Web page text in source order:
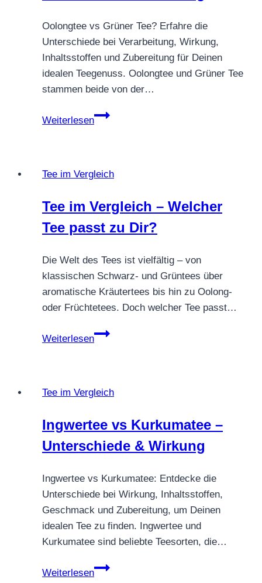
Oolongtee vs Grüner Tee? Erfahre die
Unterschiede bei Verarbeitung, Wirkung,
Inhaltsstoffen und Zubereitung für Deinen
idealen Teegenuss. Oolongtee und Grüner Tee
stammen beide von der…
Weiterlesen
Oolongtee
–
&
Wirkung
Tee im Vergleich
Tee im Vergleich – Welcher
Tee passt zu Dir?
Die Welt des Tees ist vielfältig – von
klassischen Schwarz- und Grüntees über
aromatische Kräutertees bis hin zu Oolong-
oder Früchtetees. Doch welcher Tee passt…
Weiterlesen
Tee
Welcher
passt
zu
Tee im Vergleich
Ingwertee vs Kurkumatee –
Unterschiede & Wirkung
Ingwertee vs Kurkumatee: Entdecke die
Unterschiede bei Wirkung, Inhaltsstoffen,
Geschmack und Zubereitung, um Deinen
idealen Tee zu finden. Ingwertee und
Kurkumatee sind beliebte Teesorten, die…
Weiterlesen
Ingwertee